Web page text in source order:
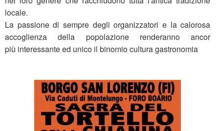
locale.
La passione di sempre degli organizzatori e la calorosa
accoglienza della popolazione renderanno ancor
più interessante ed unico il binomio cultura gastronomia